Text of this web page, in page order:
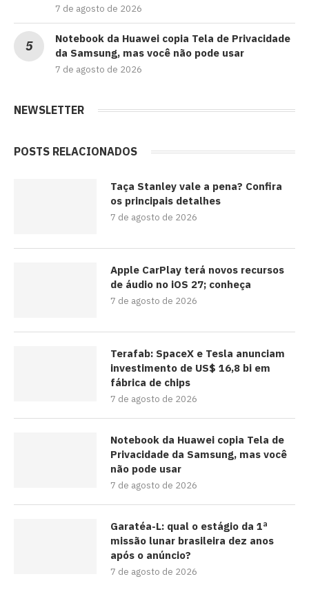
7 de agosto de 2026
Notebook da Huawei copia Tela de Privacidade
da Samsung, mas você não pode usar
7 de agosto de 2026
NEWSLETTER
POSTS RELACIONADOS
Taça Stanley vale a pena? Confira
os principais detalhes
7 de agosto de 2026
Apple CarPlay terá novos recursos
de áudio no iOS 27; conheça
7 de agosto de 2026
Terafab: SpaceX e Tesla anunciam
investimento de US$ 16,8 bi em
fábrica de chips
7 de agosto de 2026
Notebook da Huawei copia Tela de
Privacidade da Samsung, mas você
não pode usar
7 de agosto de 2026
Garatéa-L: qual o estágio da 1ª
missão lunar brasileira dez anos
após o anúncio?
7 de agosto de 2026